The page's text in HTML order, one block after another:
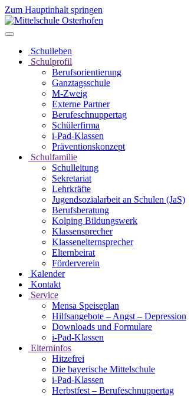
Zum Hauptinhalt springen
Schulleben
Schulprofil
Berufsorientierung
Ganztagsschule
M-Zweig
Externe Partner
Berufeschnuppertag
Schülerfirma
i-Pad-Klassen
Präventionskonzept
Schulfamilie
Schulleitung
Sekretariat
Lehrkräfte
Jugendsozialarbeit an Schulen (JaS)
Berufsberatung
Kolping Bildungswerk
Klassensprecher
Klassenelternsprecher
Elternbeirat
Förderverein
Kalender
Kontakt
Service
Mensa Speiseplan
Hilfsangebote – Angst – Depression
Downloads und Formulare
i-Pad-Klassen
Elterninfos
Hitzefrei
Die bayerische Mittelschule
i-Pad-Klassen
Herbstfest – Berufeschnuppertag